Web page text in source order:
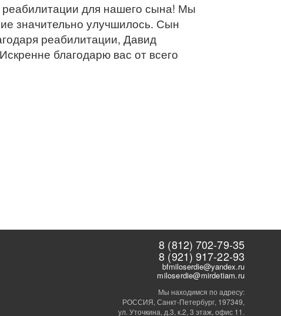
для нашего сына! Мы
значительно улучшилось. Сын
реабилитации, Давид
благодарю вас от всего
8 (812) 702-79-35
8 (921) 917-22-93
bfmiloserdie@yandex.ru
miloserdie@mirdetiam.ru
Мы находимся по адресу:
РОССИЯ, Санкт-Петербург, 197349,
ул. Уточкина, д.3, к.2, 3 этаж, офис 11.